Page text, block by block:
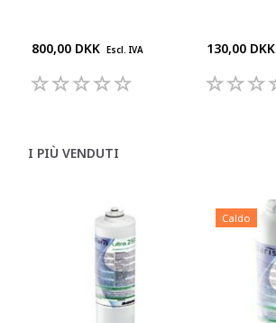
800,00 DKK Escl. IVA 130,00 DKK
I PIÙ VENDUTI
Caldo